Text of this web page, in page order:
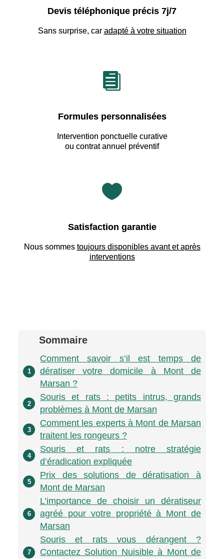
Devis téléphonique précis 7j/7
Sans surprise, car adapté à votre situation

Formules personnalisées
Intervention ponctuelle curative
ou contrat annuel préventif

Satisfaction garantie
Nous sommes toujours disponibles avant et après
interventions
Sommaire
1
Comment savoir s’il est temps de
dératiser votre domicile à Mont de
Marsan ?
2
Souris et rats : petits intrus, grands
problèmes à Mont de Marsan
3
Comment les experts à Mont de Marsan
traitent les rongeurs ?
4
Souris et rats : notre stratégie
d’éradication expliquée
5
Prix des solutions de dératisation à
Mont de Marsan
6
L’importance de choisir un dératiseur
agréé pour votre propriété à Mont de
Marsan
7
Souris et rats vous dérangent ?
Contactez Solution Nuisible à Mont de